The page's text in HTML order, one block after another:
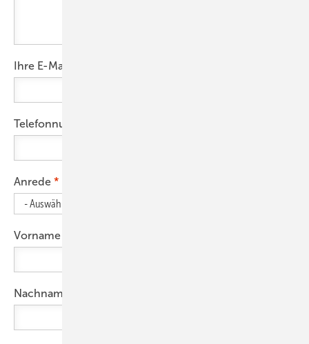
Ihre E-Mail-Adresse
Telefonnummer
Anrede
Vorname
Nachname